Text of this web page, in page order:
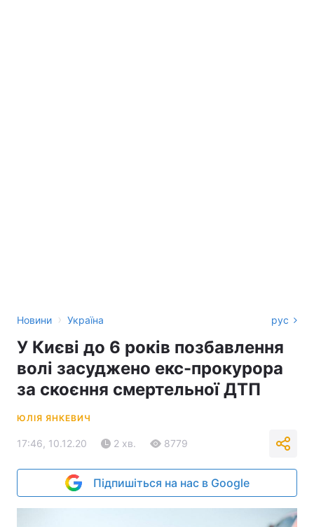
Новини › Україна рус
У Києві до 6 років позбавлення
волі засуджено екс-прокурора
за скоєння смертельної ДТП
ЮЛІЯ ЯНКЕВИЧ
17:46, 10.12.20 2 хв. 8779
Підпишіться на нас в Google